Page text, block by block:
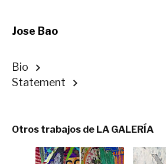
Jose Bao
Bio
Statement
Otros trabajos de LA GALERÍA